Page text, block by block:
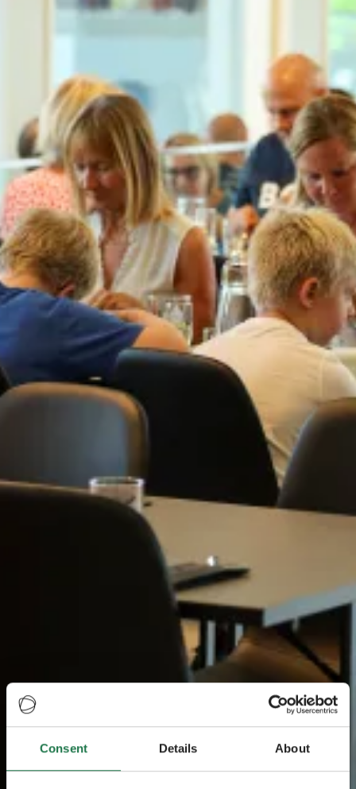
Consent Details About